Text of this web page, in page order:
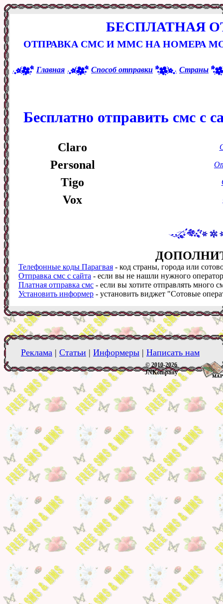
БЕСПЛАТНАЯ
ОТПРАВКА СМС И ММС НА НОМЕРА
Главная Способ отправки Страны
Бесплатно отправить смс с
Claro
Personal
Tigo
Vox
Телефонные коды Парагвая - код страны, города или
Отправка смс с сайта - если вы не нашли нужного
Платная отправка смс - если вы хотите отправлять много
Установить информер - установить виджет "Сотовые
Реклама | Статьи | Информеры | Написать нам
© 2010-2026
JNKompany